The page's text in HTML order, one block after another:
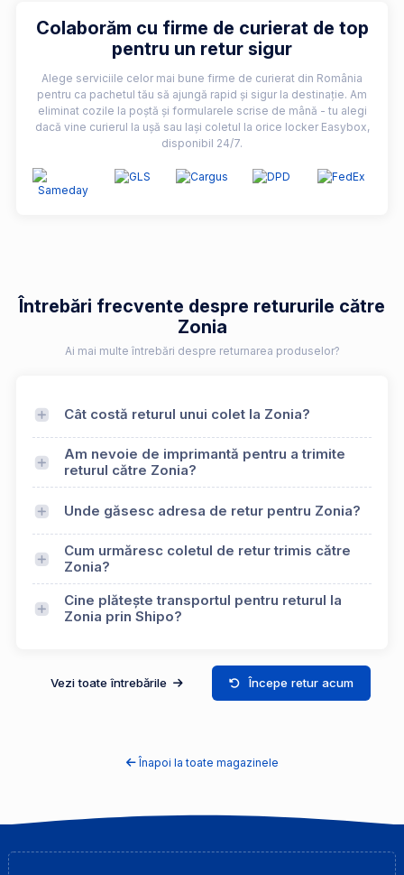
Colaborăm cu firme de curierat de top
pentru un retur sigur
Alege serviciile celor mai bune firme de curierat din România
pentru ca pachetul tău să ajungă rapid și sigur la destinație. Am
eliminat cozile la poștă și formularele scrise de mână - tu alegi
dacă vine curierul la ușă sau lași coletul la orice locker Easybox,
disponibil 24/7.
Întrebări frecvente despre retururile către
Zonia
Ai mai multe întrebări despre returnarea produselor?
Cât costă returul unui colet la Zonia?
Am nevoie de imprimantă pentru a trimite
returul către Zonia?
Unde găsesc adresa de retur pentru Zonia?
Cum urmăresc coletul de retur trimis către
Zonia?
Cine plătește transportul pentru returul la
Zonia prin Shipo?
Vezi toate întrebările Începe retur acum
Înapoi la toate magazinele